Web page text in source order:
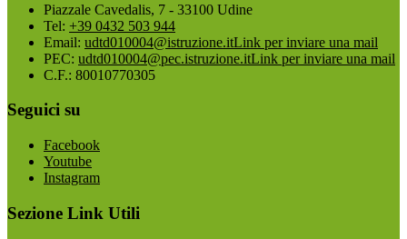
Piazzale Cavedalis, 7 - 33100 Udine
Tel: +39 0432 503 944
Email: udtd010004@istruzione.itLink per inviare una mail
PEC: udtd010004@pec.istruzione.itLink per inviare una mail
C.F.: 80010770305
Seguici su
Facebook
Youtube
Instagram
Sezione Link Utili